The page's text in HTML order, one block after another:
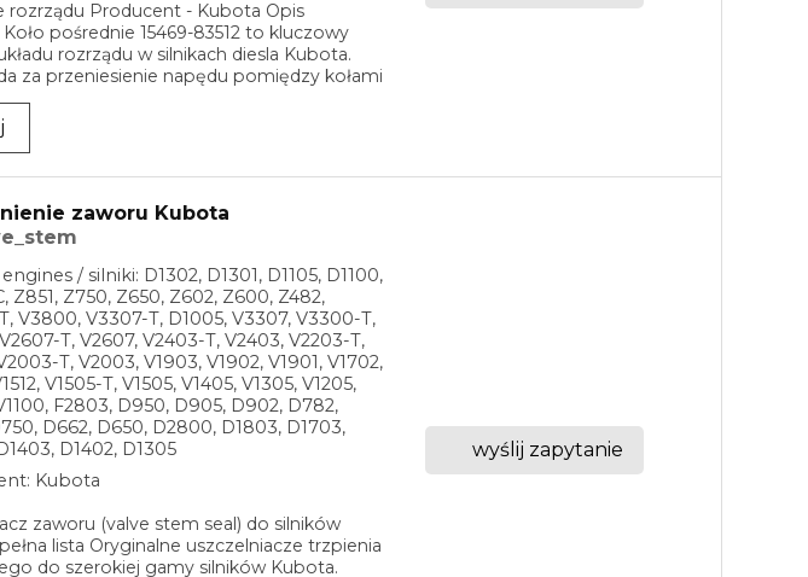
rozrządu Producent - Kubota Opis
pośrednie 15469-83512 to kluczowy
rozrządu w silnikach diesla Kubota.
za przeniesienie napędu pomiędzy kołami
zaworu Kubota
/ silniki: D1302, D1301, D1105, D1100,
Z851, Z750, Z650, Z602, Z600, Z482,
V3800, V3307-T, D1005, V3307, V3300-T,
T, V2607, V2403-T, V2403, V2203-T,
T, V2003, V1903, V1902, V1901, V1702,
V1505-T, V1505, V1405, V1305, V1205,
F2803, D950, D905, D902, D782,
D662, D650, D2800, D1803, D1703,
D1402, D1305
Kubota
zaworu (valve stem seal) do silników
lista Oryginalne uszczelniacze trzpienia
do szerokiej gamy silników Kubota.
wyślij zapytanie